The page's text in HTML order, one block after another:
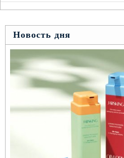
Новость дня